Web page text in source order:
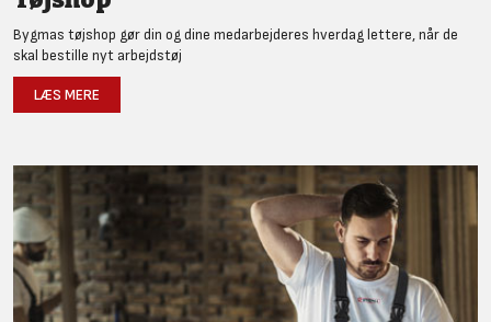
Bygmas tøjshop gør din og dine medarbejderes hverdag lettere, når de
skal bestille nyt arbejdstøj
LÆS MERE